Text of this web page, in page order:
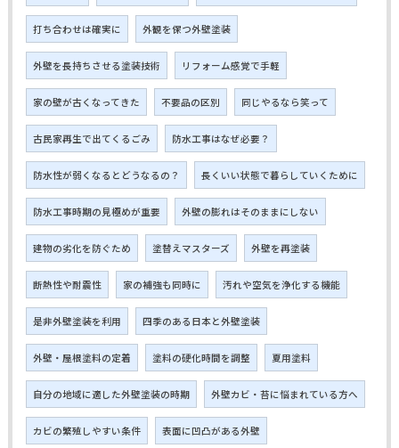
打ち合わせは確実に 外観を保つ外壁塗装
外壁を長持ちさせる塗装技術 リフォーム感覚で手軽
家の壁が古くなってきた 不要品の区別 同じやるなら笑って
古民家再生で出てくるごみ 防水工事はなぜ必要？
防水性が弱くなるとどうなるの？ 長くいい状態で暮らしていくために
防水工事時期の見極めが重要 外壁の膨れはそのままにしない
建物の劣化を防ぐため 塗替えマスターズ 外壁を再塗装
断熱性や耐震性 家の補強も同時に 汚れや空気を浄化する機能
是非外壁塗装を利用 四季のある日本と外壁塗装
外壁・屋根塗料の定着 塗料の硬化時間を調整 夏用塗料
自分の地域に適した外壁塗装の時期 外壁カビ・苔に悩まれている方へ
カビの繁殖しやすい条件 表面に凹凸がある外壁